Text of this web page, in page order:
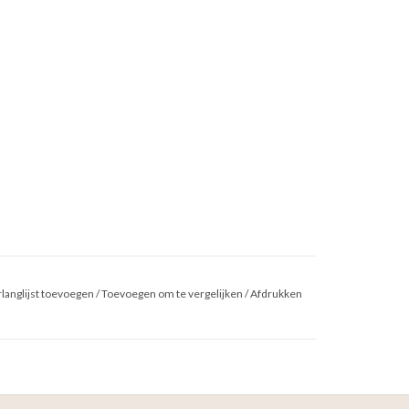
toevoegen /Toevoegen om te vergelijken /Afdrukken